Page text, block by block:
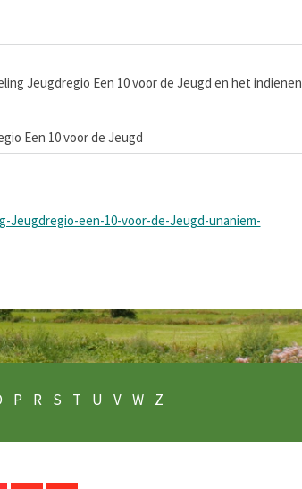
Jeugdregio Een 10 voor de Jeugd en het indienen
Een 10 voor de Jeugd
Jeugdregio-een-10-voor-de-Jeugd-unaniem-
P R S T U V W Z